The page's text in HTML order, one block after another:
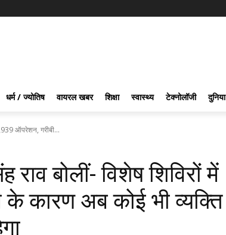
धर्म / ज्योतिष वायरल खबर शिक्षा स्वास्थ्य टेक्नोलॉजी दुनिया
ऑपरेशन, गरीबी...
राव बोलीं- विशेष शिविरों में
कारण अब कोई भी व्यक्ति